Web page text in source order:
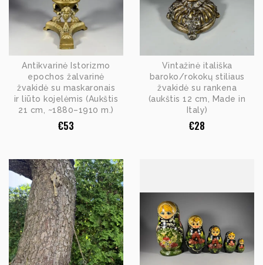
Antikvarinė Istorizmo
epochos žalvarinė
žvakidė su maskaronais
ir liūto kojelėmis (Aukštis
21 cm, ~1880–1910 m.)
€53
Vintažinė itališka
baroko/rokokų stiliaus
žvakidė su rankena
(aukštis 12 cm, Made in
Italy)
€28